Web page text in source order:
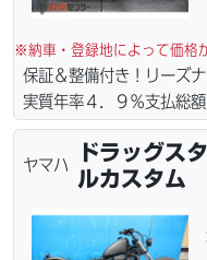
※納車・登録地によって価格
保証＆整備付き！リーズ
実質年率４．９％支払総
どこでも１万円〜4.5万円
港止めになります）。☆
ド各種取り扱ってます。
てます。当社ホームペー
ヤマハ
ドラッグ
ルカスタム